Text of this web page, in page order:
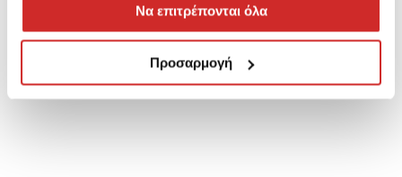
Να επιτρέπονται όλα
Προσαρμογή